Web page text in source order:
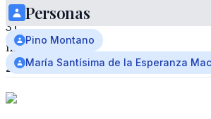
31
mayo
2026
Personas
Pino Montano
María Santísima de la Esperanza